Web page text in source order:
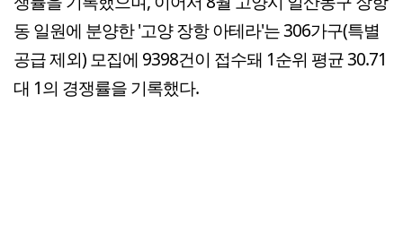
동 일원에 분양한 '고양 장항 아테라'는 306가구(특별
공급 제외) 모집에 9398건이 접수돼 1순위 평균 30.71
대 1의 경쟁률을 기록했다.